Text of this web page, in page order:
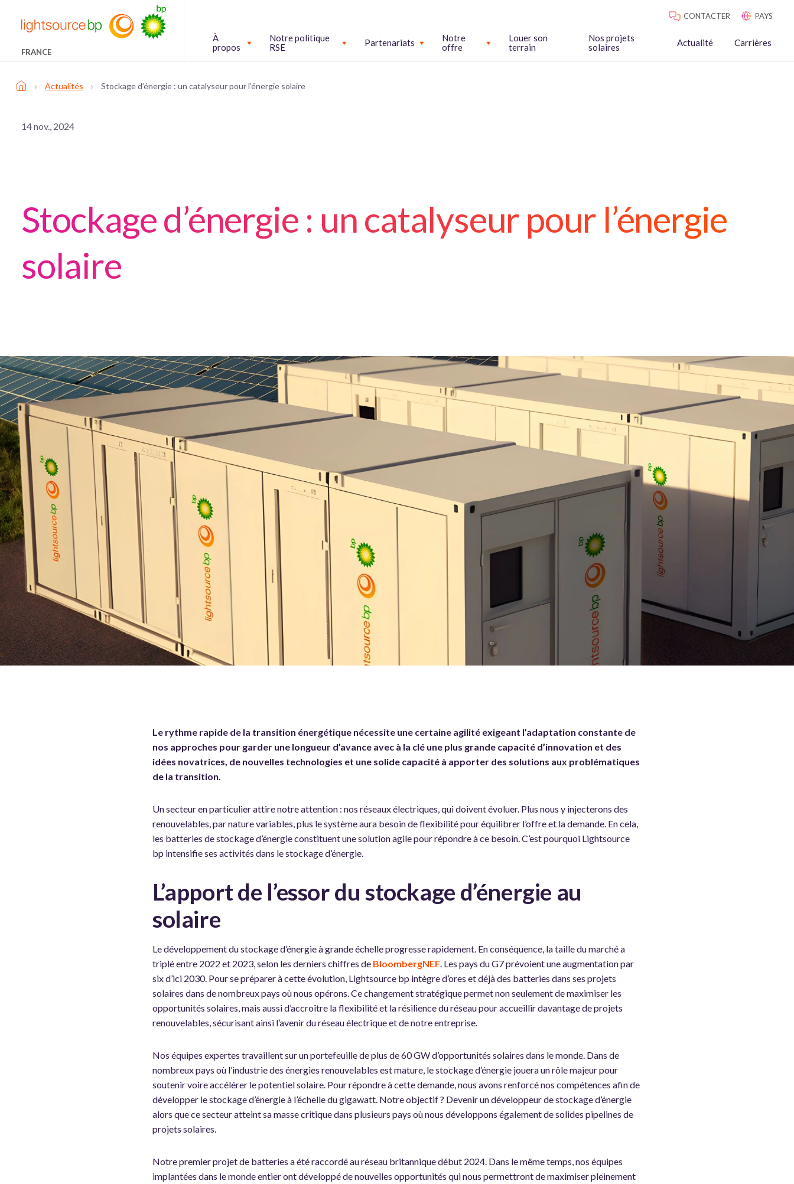
FRANCE
CONTACTER PAYS
À
propos
Notre politique
RSE
Partenariats
Notre
offre
Louer son
terrain
Nos projets
solaires
Actualité Carrières
› Actualités › Stockage d’énergie : un catalyseur pour l’énergie solaire
14 nov., 2024
Stockage d’énergie : un catalyseur pour l’énergie
solaire
Le rythme rapide de la transition énergétique nécessite une certaine agilité exigeant l’adaptation constante de
nos approches pour garder une longueur d’avance avec à la clé une plus grande capacité d’innovation et des
idées novatrices, de nouvelles technologies et une solide capacité à apporter des solutions aux problématiques
de la transition.
Un secteur en particulier attire notre attention : nos réseaux électriques, qui doivent évoluer. Plus nous y injecterons des
renouvelables, par nature variables, plus le système aura besoin de flexibilité pour équilibrer l’offre et la demande. En cela,
les batteries de stockage d’énergie constituent une solution agile pour répondre à ce besoin. C’est pourquoi Lightsource
bp intensifie ses activités dans le stockage d’énergie.
L’apport de l’essor du stockage d’énergie au
solaire
Le développement du stockage d’énergie à grande échelle progresse rapidement. En conséquence, la taille du marché a
triplé entre 2022 et 2023, selon les derniers chiffres de BloombergNEF . Les pays du G7 prévoient une augmentation par
six d’ici 2030. Pour se préparer à cette évolution, Lightsource bp intègre d’ores et déjà des batteries dans ses projets
solaires dans de nombreux pays où nous opérons. Ce changement stratégique permet non seulement de maximiser les
opportunités solaires, mais aussi d’accroître la flexibilité et la résilience du réseau pour accueillir davantage de projets
renouvelables, sécurisant ainsi l’avenir du réseau électrique et de notre entreprise.
Nos équipes expertes travaillent sur un portefeuille de plus de 60 GW d’opportunités solaires dans le monde. Dans de
nombreux pays où l’industrie des énergies renouvelables est mature, le stockage d’énergie jouera un rôle majeur pour
soutenir voire accélérer le potentiel solaire. Pour répondre à cette demande, nous avons renforcé nos compétences afin de
développer le stockage d’énergie à l’échelle du gigawatt. Notre objectif ? Devenir un développeur de stockage d’énergie
alors que ce secteur atteint sa masse critique dans plusieurs pays où nous développons également de solides pipelines de
projets solaires.
Notre premier projet de batteries a été raccordé au réseau britannique début 2024. Dans le même temps, nos équipes
implantées dans le monde entier ont développé de nouvelles opportunités qui nous permettront de maximiser pleinement